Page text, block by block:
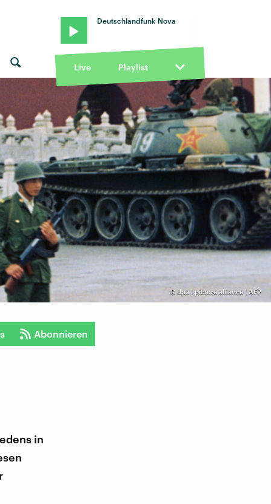
Deutschlandfunk Nova
Live Playlist
©dpa | picture alliance | AFP
Abonnieren
in